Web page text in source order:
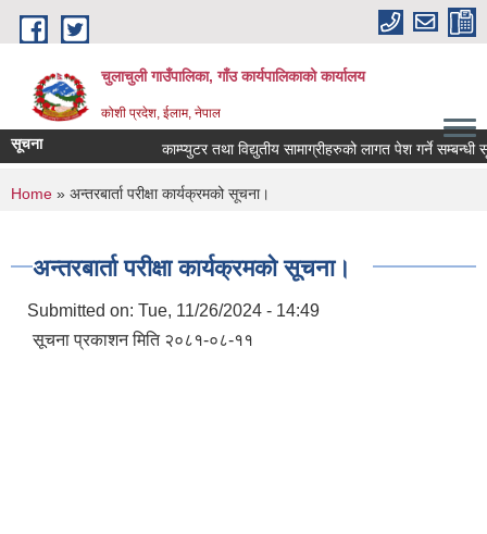
Skip to main content
चुलाचुली गाउँपालिका, गाँउ कार्यपालिकाको कार्यालय
कोशी प्रदेश, ईलाम, नेपाल
सूचना काम्प्युटर तथा विद्युतीय सामाग्रीहरुको लागत पेश गर्ने सम्बन्धी
You are here
Home » अन्तरबार्ता परीक्षा कार्यक्रमको सूचना।
अन्तरबार्ता परीक्षा कार्यक्रमको सूचना।
Submitted on: Tue, 11/26/2024 - 14:49
सूचना प्रकाशन मिति २०८१-०८-११